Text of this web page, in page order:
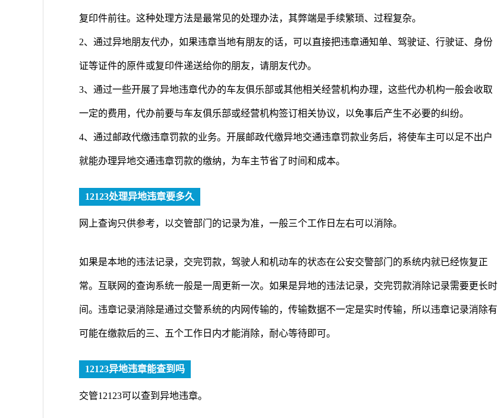
复印件前往。这种处理方法是最常见的处理办法，其弊端是手续繁琐、过程复杂。
2、通过异地朋友代办，如果违章当地有朋友的话，可以直接把违章通知单、驾驶证、行驶证、身份
证等证件的原件或复印件递送给你的朋友，请朋友代办。
3、通过一些开展了异地违章代办的车友俱乐部或其他相关经营机构办理，这些代办机构一般会收取
一定的费用，代办前要与车友俱乐部或经营机构签订相关协议，以免事后产生不必要的纠纷。
4、通过邮政代缴违章罚款的业务。开展邮政代缴异地交通违章罚款业务后，将使车主可以足不出户
就能办理异地交通违章罚款的缴纳，为车主节省了时间和成本。
12123处理异地违章要多久
网上查询只供参考，以交管部门的记录为准，一般三个工作日左右可以消除。
如果是本地的违法记录，交完罚款，驾驶人和机动车的状态在公安交警部门的系统内就已经恢复正
常。互联网的查询系统一般是一周更新一次。如果是异地的违法记录，交完罚款消除记录需要更长时
间。违章记录消除是通过交警系统的内网传输的，传输数据不一定是实时传输，所以违章记录消除有
可能在缴款后的三、五个工作日内才能消除，耐心等待即可。
12123异地违章能查到吗
交管12123可以查到异地违章。